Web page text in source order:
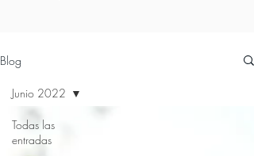
Blog
Todas las
entradas
Junio 2022